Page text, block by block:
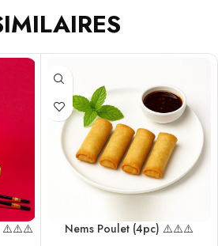
⚠️⚠️⚠️ Nems Poulet (4pc) ⚠️⚠️⚠️